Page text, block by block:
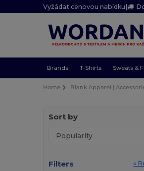
Vyžádat cenovou nabídku|
Brands T-Shirts Sweats &
Home Blank Apparel |
Sort by
Filters
«